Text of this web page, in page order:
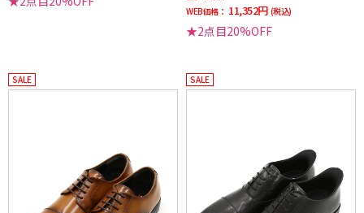
WEB価格： 11,352円 (税込)
★2点目20%OFF
SALE SALE